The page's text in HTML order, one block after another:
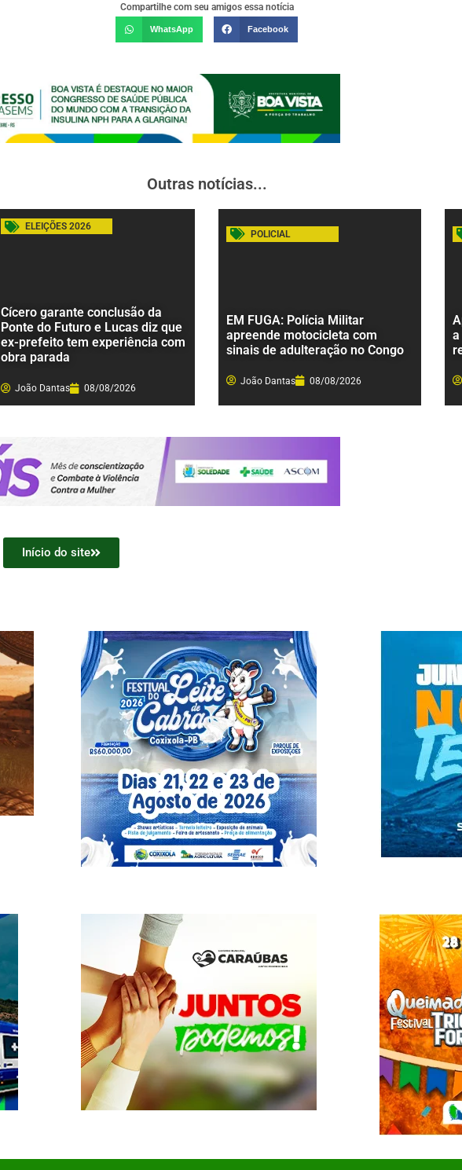
Compartilhe com seu amigos essa notícia
WhatsApp Facebook
Outras notícias...
ELEIÇÕES 2026
Cícero garante conclusão da
Ponte do Futuro e Lucas diz que
ex-prefeito tem experiência com
obra parada
João Dantas 08/08/2026
POLICIAL
EM FUGA: Polícia Militar
apreende motocicleta com
sinais de adulteração no Congo
João Dantas 08/08/2026
a
Início do site